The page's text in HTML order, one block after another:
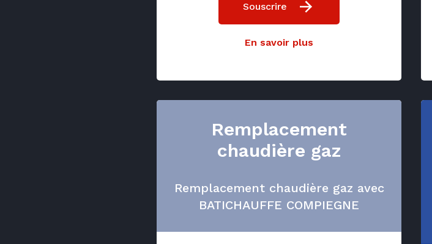
Souscrire
En savoir plus
Remplacement
chaudière gaz
Remplacement chaudière gaz avec
BATICHAUFFE COMPIEGNE